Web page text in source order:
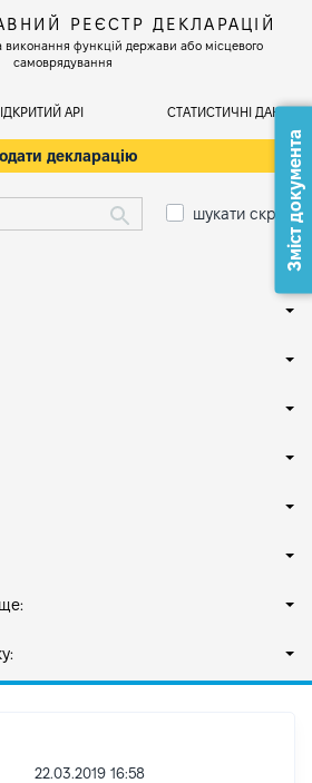
РЕЄСТР ДЕКЛАРАЦІЙ
виконання функцій держави або місцевого
самоврядування
АРІ СТАТИСТИЧНІ ДАНІ
декларацію
шукати скрізь
22.03.2019 16:58
Зміст документа